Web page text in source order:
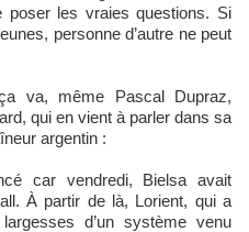
les vraies questions. Si
personne d’autre ne peut
va, même Pascal Dupraz,
qui en vient à parler dans sa
argentin :
car vendredi, Bielsa avait
À partir de là, Lorient, qui a
d’un système venu